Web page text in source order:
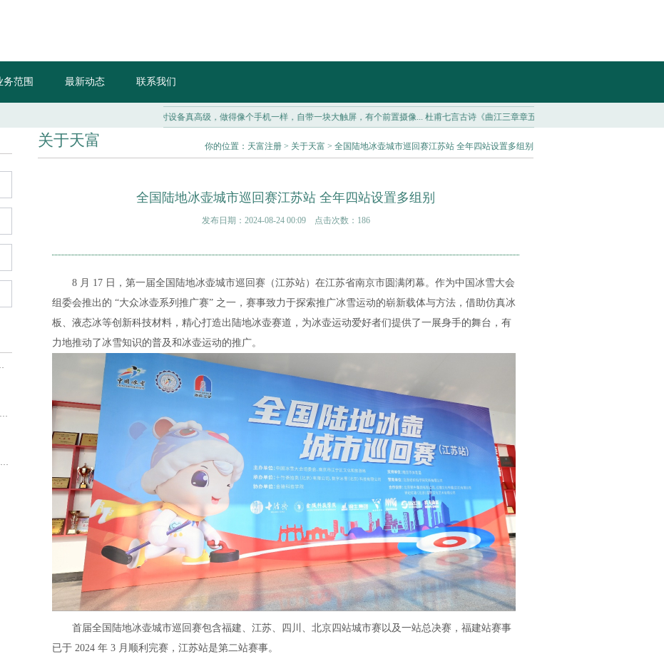
务范围 最新动态 联系我们
现在的支付设备真高级，做得像个手机一样，自带一块大触屏，有个前置摄像... 杜甫七言古诗《曲江三章章五句》读记...
大触屏，有个前置摄像
现代人最稀缺的心智品质——社会学的“三大想象力”
上证科创板ESG指数下跌2.42%，前十大权重包含澜起科技等
关于天富 你的位置： 天富注册 > 关于天富 > 全国陆地冰壶城市巡回赛江苏站 全年四站设置多组别
全国陆地冰壶城市巡回赛江苏站 全年四站设置多组别
发布日期：2024-08-24 00:09 点击次数：186
8 月 17 日，第一届全国陆地冰壶城市巡回赛（江苏站）在江苏省南京市圆满闭幕。作为中国冰雪大会
组委会推出的 “大众冰壶系列推广赛” 之一，赛事致力于探索推广冰雪运动的崭新载体与方法，借助仿真冰
板、液态冰等创新科技材料，精心打造出陆地冰壶赛道，为冰壶运动爱好者们提供了一展身手的舞台，有
力地推动了冰雪知识的普及和冰壶运动的推广。
首届全国陆地冰壶城市巡回赛包含福建、江苏、四川、北京四站城市赛以及一站总决赛，福建站赛事
已于 2024 年 3 月顺利完赛，江苏站是第二站赛事。